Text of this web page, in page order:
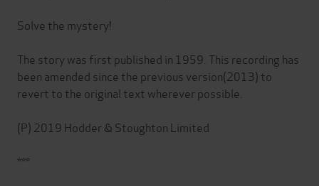
Solve the mystery!
The story was first published in 1959. This recording has
been amended since the previous version(2013) to
revert to the original text wherever possible.
(P) 2019 Hodder & Stoughton Limited
***